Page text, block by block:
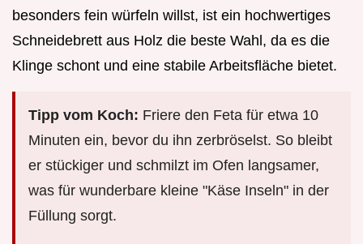
besonders fein würfeln willst, ist ein hochwertiges
Schneidebrett aus Holz die beste Wahl, da es die
Klinge schont und eine stabile Arbeitsfläche bietet.
Tipp vom Koch: Friere den Feta für etwa 10
Minuten ein, bevor du ihn zerbröselst. So bleibt
er stückiger und schmilzt im Ofen langsamer,
was für wunderbare kleine "Käse Inseln" in der
Füllung sorgt.